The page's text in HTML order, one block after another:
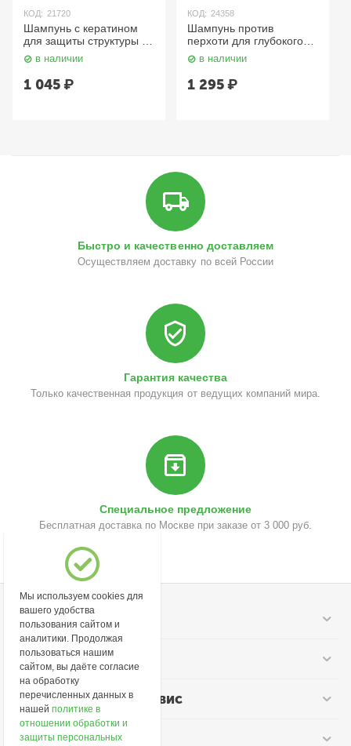
КОД: 21720
Шампунь с кератином
для защиты структуры и
цвета поврежденных и
окрашенных волос 400
мл Aravia
в наличии
1 045₽
КОД: 24358
Шампунь против
перхоти для глубокого
очищения кожи головы и
волос 420 мл Aravia
в наличии
1 295₽
Быстро и качественно доставляем
Осуществляем доставку по всей России
Гарантия качества
Только качественная продукция от ведущих компаний мира.
Специальное предложение
Бесплатная доставка по Москве при заказе от 3 000 руб.
Моя учетная запись
Информация
Покупательский сервис
Контакты
Мы используем cookies для
вашего удобства
пользования сайтом и
аналитики. Продолжая
пользоваться нашим
сайтом, вы даёте согласие
на обработку
перечисленных данных в
нашейполитике в
отношении обработки и
защиты персональных